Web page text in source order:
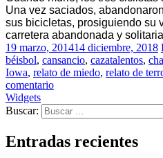
Una vez saciados,
sus bicicletas, prosiguiendo su
carretera abandonada y
19 marzo, 201414 diciembre, 2018
béisbol, cansancio, cazatalentos,
Iowa, relato de miedo, relato de
comentario
Widgets
Buscar:
Entradas recientes